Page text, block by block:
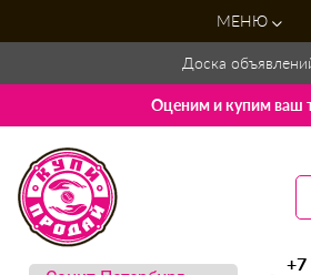
МЕНЮ
Доска
Оценим и купим ваш
+7